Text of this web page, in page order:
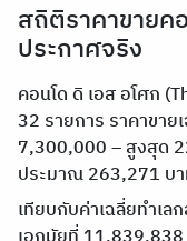
สถิติราคาขายค
ประกาศจริง
คอนโด ดิ เอส อโศก
32 รายการ ราคาขา
7,300,000 – สูงสุด
ประมาณ 263,271 บ
เทียบกับค่าเฉลี่ยทำเ